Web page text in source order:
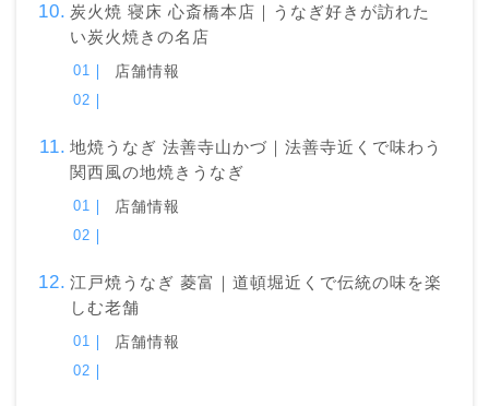
炭火焼 寝床 心斎橋本店｜うなぎ好きが訪れた
い炭火焼きの名店
店舗情報
地焼うなぎ 法善寺山かづ｜法善寺近くで味わう
関西風の地焼きうなぎ
店舗情報
江戸焼うなぎ 菱富｜道頓堀近くで伝統の味を楽
しむ老舗
店舗情報